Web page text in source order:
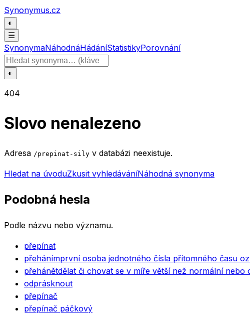
Přeskočit na obsah
Synonymus.cz
◐
☰
SynonymaNáhodnáHádáníStatistikyPorovnání
Hledat slovo
◐
404
Slovo nenalezeno
Adresa /prepinat-sily v databázi neexistuje.
Hledat na úvoduZkusit vyhledáváníNáhodná synonyma
Podobná hesla
Podle názvu nebo významu.
přepínat
přehánímprvní osoba jednotného čísla přítomného času
přehánětdělat či chovat se v míře větší než normální nebo
odprásknout
přepínač
přepínač páčkový